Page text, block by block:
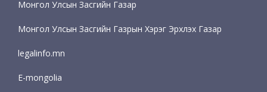
Монгол Улсын Засгийн Газар
Монгол Улсын Засгийн Газрын Хэрэг Эрхлэх Газар
legalinfo.mn
E-mongolia